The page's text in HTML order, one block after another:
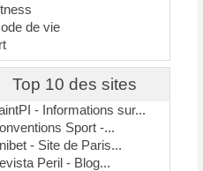
de vie
Top 10 des sites
- Informations sur...
Sport -...
- Site de Paris...
Peril - Blog...